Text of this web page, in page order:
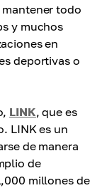
todo
y muchos
en
deportivas o
LINK, que es
LINK es un
de manera
de
millones de